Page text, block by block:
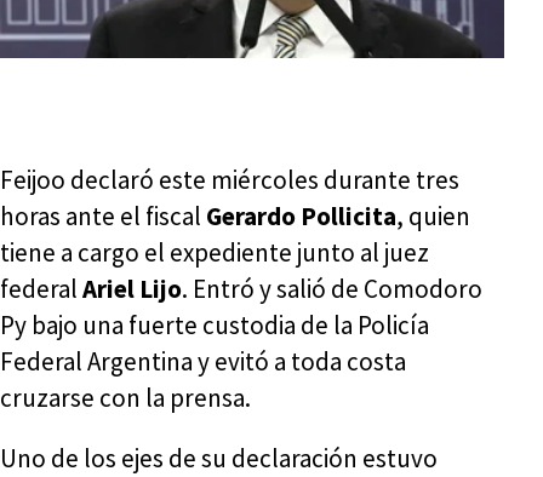
Feijoo declaró este miércoles durante tres
horas ante el fiscal Gerardo Pollicita, quien
tiene a cargo el expediente junto al juez
federalAriel Lijo. Entró y salió de Comodoro
Py bajo una fuerte custodia de la Policía
Federal Argentina y evitó a toda costa
cruzarse con la prensa.
Uno de los ejes de su declaración estuvo